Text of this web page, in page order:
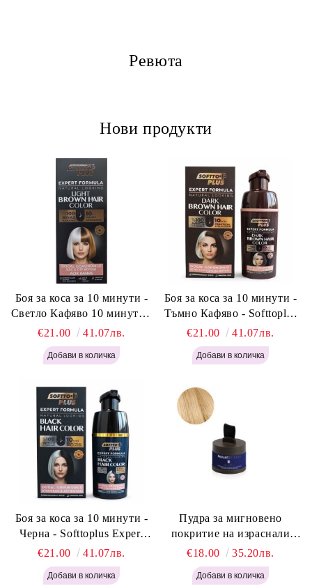
Ревюта
Нови продукти
Боя за коса за 10 минути -
Светло Кафяво 10 минути -
Softtoplus Expert Woman
Light Brown 400мл
€21.00 41.07лв.
Боя за коса за 10 минути -
Тъмно Кафяво - Softtoplus
Expert Woman Dark Brown
400 мл
€21.00 41.07лв.
Боя за коса за 10 минути -
Черна - Softtoplus Expert
Woman Black 400мл
€21.00 41.07лв.
Пудра за мигновено
покритие на израснали
корени Светло Русо - Labor
Pro Instant Retouch Powder -
Light Blonde H646
€18.00 35.20лв.